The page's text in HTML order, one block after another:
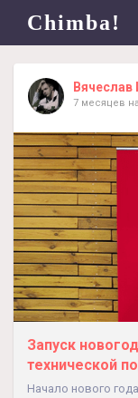
Chimba!
Вячеслав
7 месяцев
Запуск
технической
Начало нового